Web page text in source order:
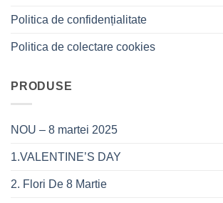
Politica de confidențialitate
Politica de colectare cookies
PRODUSE
NOU – 8 martei 2025
1.VALENTINE’S DAY
2. Flori De 8 Martie